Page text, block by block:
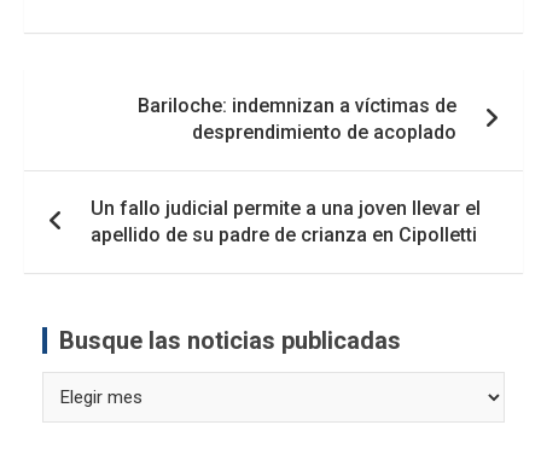
Bariloche: indemnizan a víctimas de
desprendimiento de acoplado
Un fallo judicial permite a una joven llevar el
apellido de su padre de crianza en Cipolletti
Busque las noticias publicadas
las